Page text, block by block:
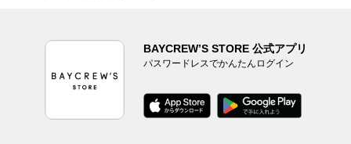
BAYCREW’S STORE 公式アプリ
パスワードレスでかんたんログイン